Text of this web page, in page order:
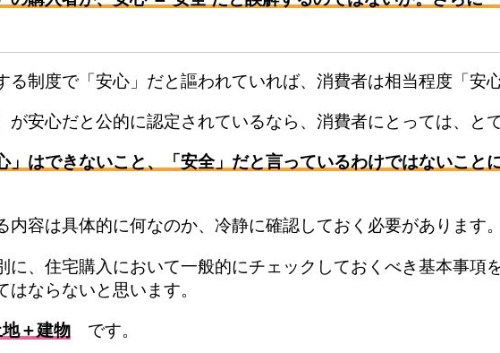
る制度で「安心」だと謳われていれば、消費者は相当程度「安
が安心だと公的に認定されているなら、消費者にとっては、と
」はできないこと、「安全」だと言っているわけではないこと
内容は具体的に何なのか、冷静に確認しておく必要があります。
に、住宅購入において一般的にチェックしておくべき基本事項
はならないと思います。
＋建物 です。